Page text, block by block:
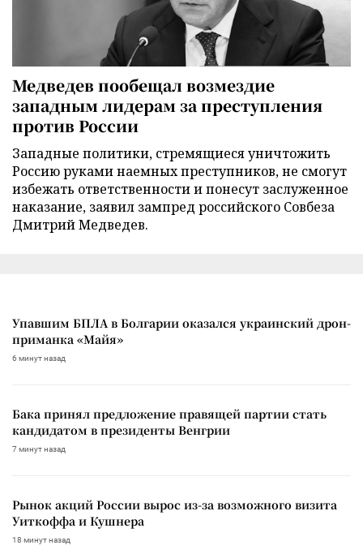
Медведев пообещал возмездие
западным лидерам за преступления
против России
Западные политики, стремящиеся уничтожить
Россию руками наемных преступников, не смогут
избежать ответственности и понесут заслуженное
наказание, заявил зампред российского Совбеза
Дмитрий Медведев.
Упавшим БПЛА в Болгарии оказался украинский дрон-
приманка «Майя»
6 минут назад
Бака принял предложение правящей партии стать
кандидатом в президенты Венгрии
7 минут назад
Рынок акций России вырос из-за возможного визита
Уиткоффа и Кушнера
18 минут назад